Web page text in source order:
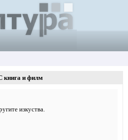
книга и филм
изкуства.